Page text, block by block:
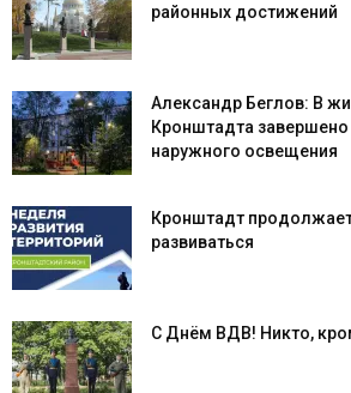
районных достижений
Александр Беглов: В
Кронштадта
наружного освещения
Кронштадт
развиваться
С Днём ВДВ! Никто,